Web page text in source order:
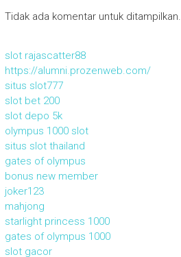
Tidak ada komentar untuk ditampilkan.
slot rajascatter88
https://alumni.prozenweb.com/
situs slot777
slot bet 200
slot depo 5k
olympus 1000 slot
situs slot thailand
gates of olympus
bonus new member
joker123
mahjong
starlight princess 1000
gates of olympus 1000
slot gacor